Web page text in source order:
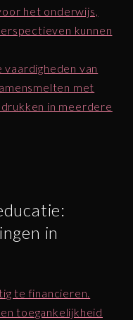
het onderwijs,
kunnen
van
met
in meerdere
in
te financieren.
toegankelijkheid